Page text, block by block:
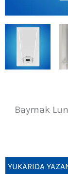
Baymak
YUKARIDA